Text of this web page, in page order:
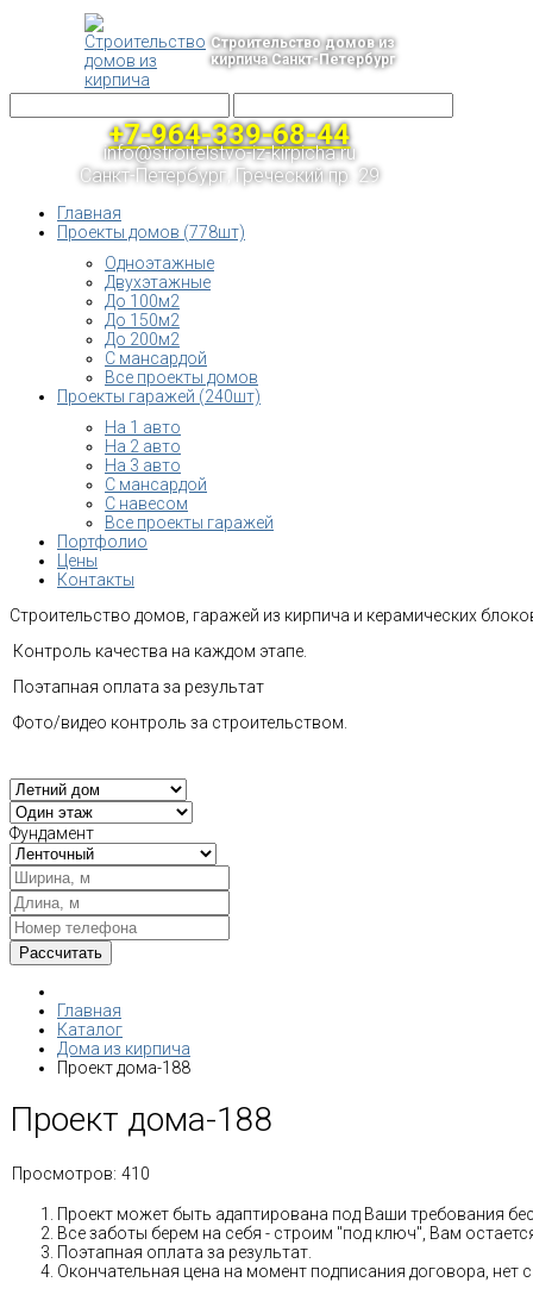
Строительство домов из
кирпича Санкт-Петербург
+7-964-339-68-44
info@stroitelstvo-iz-kirpicha.ru
Санкт-Петербург, Греческий пр. 29
Главная
Проекты домов (778шт)
Одноэтажные
Двухэтажные
До 100м2
До 150м2
До 200м2
С мансардой
Все проекты домов
Проекты гаражей (240шт)
На 1 авто
На 2 авто
На 3 авто
С мансардой
С навесом
Все проекты гаражей
Портфолио
Цены
Контакты
Строительство домов, гаражей из кирпича и керамических
Контроль качества на каждом этапе.
Поэтапная оплата за результат
Фото/видео контроль за строительством.
Фундамент
Главная
Каталог
Дома из кирпича
Проект дома-188
Проект дома-188
Просмотров: 410
Проект может быть адаптирована под Ваши требования
Все заботы берем на себя - строим "под ключ", Вам
Поэтапная оплата за результат.
Окончательная цена на момент подписания договора, нет